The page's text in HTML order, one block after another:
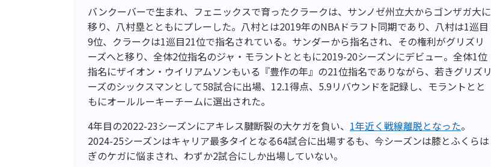
バンクーバーで生まれ、フェニックスで育ったクラークは、サンノゼ州立大からゴンザガ大に
移り、八村塁とともにプレーした。八村とは2019年のNBAドラフト同期であり、八村は1巡目
9位、クラークは1巡目21位で指名されている。サンダーから指名され、その権利がグリズリ
ーズへと移り、全体2位指名のジャ・モラントとともに2019-20シーズンにデビュー。全体1位
指名にザイオン・ウイリアムソンもいる『豊作の年』の21位指名でありながら、若きグリズリ
ーズのシックスマンとして58試合に出場、12.1得点、5.9リバウンドを記録し、モラントとと
もにオールルーキーチームに選出された。
4年目の2022-23シーズンにアキレス腱断裂の大ケガを負い、 1年近く戦線離脱となった。
2024-25シーズンはキャリア最多タイとなる64試合に出場するも、今シーズンは膝とふくらは
ぎのケガに悩まされ、わずか2試合にしか出場していない。